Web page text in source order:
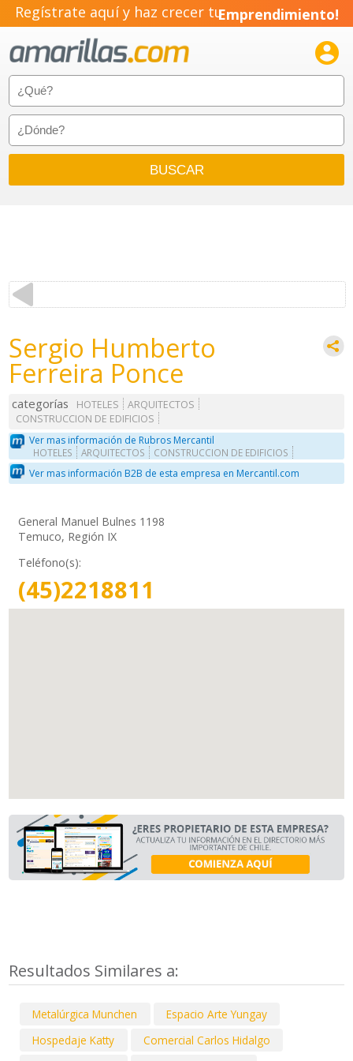
Regístrate aquí y haz crecer tuEmprendimiento!

Sergio Humberto
Ferreira Ponce
categorías HOTELES
ARQUITECTOS
CONSTRUCCION DE EDIFICIOS
Ver mas información de Rubros Mercantil
HOTELES ARQUITECTOS CONSTRUCCION DE EDIFICIOS
Ver mas información B2B de esta empresa en Mercantil.com
General Manuel Bulnes 1198
Temuco, Región IX
Teléfono(s):
(45)2218811
Resultados Similares a:
Metalúrgica Munchen
Espacio Arte Yungay
Hospedaje Katty
Comercial Carlos Hidalgo